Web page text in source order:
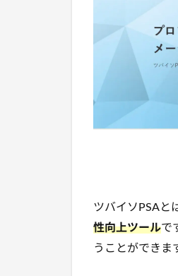
ツバイソPSAと
性向上ツールで
うことができま